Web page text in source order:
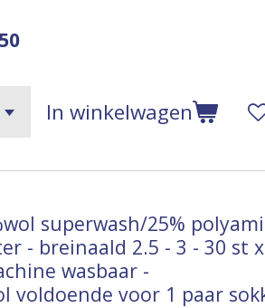
In winkelwagen
superwash/25%
- breinaald 2.5 - 3 - 30 st
wasbaar -
voldoende voor 1 paar